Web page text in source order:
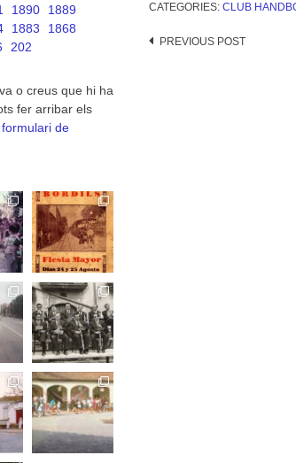
CATEGORIES: CLUB
Post
PREVIOUS POST
1890
1889
1883
1868
202
o creus que hi ha
fer arribar els
de